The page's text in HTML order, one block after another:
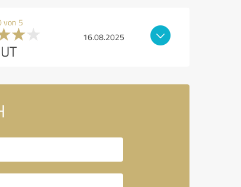
von 5
16.08.2025